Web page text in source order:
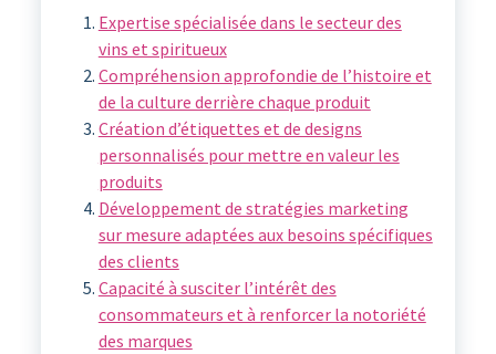
Expertise spécialisée dans le secteur des
vins et spiritueux
Compréhension approfondie de l’histoire et
de la culture derrière chaque produit
Création d’étiquettes et de designs
personnalisés pour mettre en valeur les
produits
Développement de stratégies marketing
sur mesure adaptées aux besoins spécifiques
des clients
Capacité à susciter l’intérêt des
consommateurs et à renforcer la notoriété
des marques